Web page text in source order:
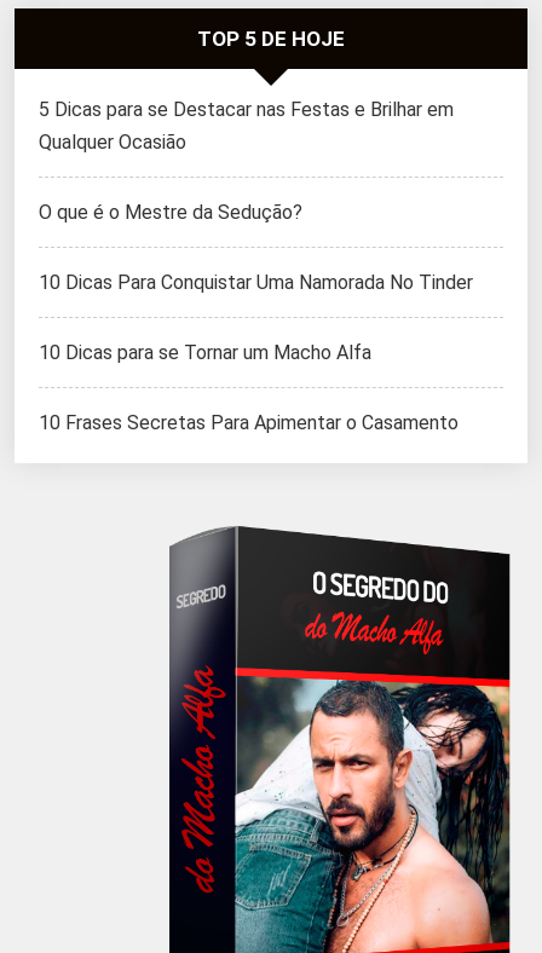
TOP 5 DE HOJE
5 Dicas para se Destacar nas Festas e Brilhar em
Qualquer Ocasião
O que é o Mestre da Sedução?
10 Dicas Para Conquistar Uma Namorada No Tinder
10 Dicas para se Tornar um Macho Alfa
10 Frases Secretas Para Apimentar o Casamento